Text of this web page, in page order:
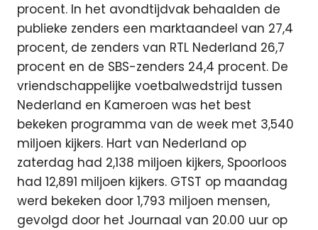
procent. In het avondtijdvak behaalden de
publieke zenders een marktaandeel van 27,4
procent, de zenders van RTL Nederland 26,7
procent en de SBS-zenders 24,4 procent. De
vriendschappelijke voetbalwedstrijd tussen
Nederland en Kameroen was het best
bekeken programma van de week met 3,540
miljoen kijkers. Hart van Nederland op
zaterdag had 2,138 miljoen kijkers, Spoorloos
had 12,891 miljoen kijkers. GTST op maandag
werd bekeken door 1,793 miljoen mensen,
gevolgd door het Journaal van 20.00 uur op